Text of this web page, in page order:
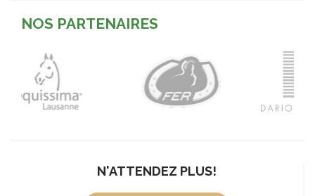
NOS PARTENAIRES
N'ATTENDEZ PLUS!